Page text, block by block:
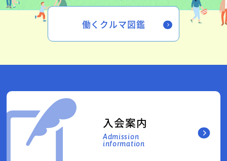
働くクルマ図鑑
入会案内
Admission
information